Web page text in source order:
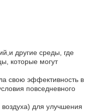
другие среды, где
которые могут
свою эффективность в
повседневного
для улучшения